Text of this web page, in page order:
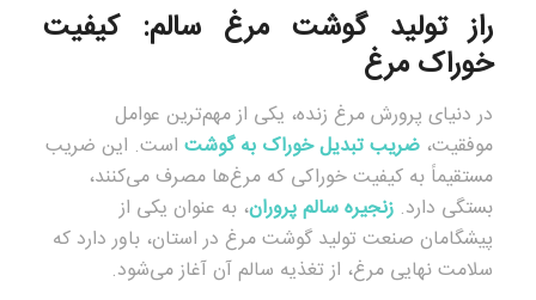
راز تولید گوشت مرغ سالم: کیفیت
خوراک مرغ
در دنیای پرورش مرغ زنده، یکی از مهم‌ترین عوامل
موفقیت، ضریب تبدیل خوراک به گوشتاست. این ضریب
مستقیماً به کیفیت خوراکی که مرغ‌ها مصرف می‌کنند،
بستگی دارد. زنجیره سالم پروران، به عنوان یکی از
پیشگامان صنعت تولید گوشت مرغ در استان، باور دارد که
سلامت نهایی مرغ، از تغذیه سالم آن آغاز می‌شود.